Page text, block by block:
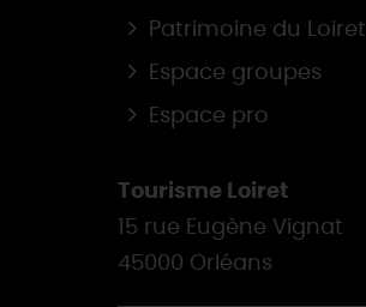
Patrimoine du Loiret
Espace groupes
Espace pro
Tourisme Loiret
15 rue Eugène Vignat
45000 Orléans